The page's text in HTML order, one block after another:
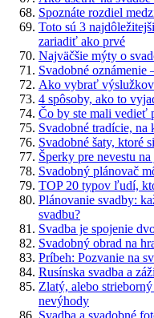
Spoznáte rozdiel
Toto sú 3
zariadiť ako prvé
Najväčšie mýty o
Svadobné
Ako vybrať
4 spôsoby, ako to
Čo by ste mali vedieť
Svadobné tradície,
Svadobné šaty, ktoré
Šperky pre nevestu
Svadobný plánovač
TOP 20 typov ľudí,
Plánovanie svadby:
svadbu?
Svadba je spojenie
Svadobný obrad na
Príbeh: Pozvanie na
Rusínska svadba a
Zlatý, alebo
nevýhody
Svadba a svadobné